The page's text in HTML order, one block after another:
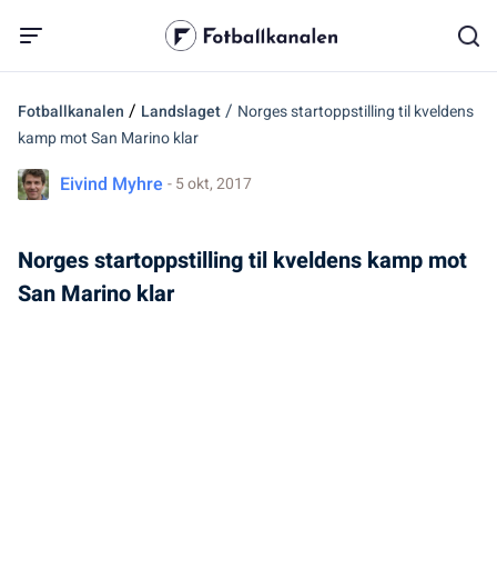
Fotballkanalen / Landslaget/ Norges startoppstilling til kveldens
kamp mot San Marino klar
Eivind Myhre - 5 okt, 2017
Norges startoppstilling til kveldens kamp mot
San Marino klar